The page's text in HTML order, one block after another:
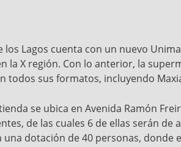
los Lagos cuenta con un nuevo
la X región. Con lo anterior, la
todos sus formatos, incluyendo
se ubica en Avenida Ramón
de las cuales 6 de ellas serán
dotación de 40 personas, donde